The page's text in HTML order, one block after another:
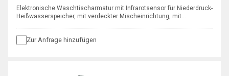
Elektronische Waschtischarmatur mit Infrarotsensor für Niederdruck-
Heißwasserspeicher, mit verdeckter Mischeinrichtung, mit
Zur Anfrage hinzufügen